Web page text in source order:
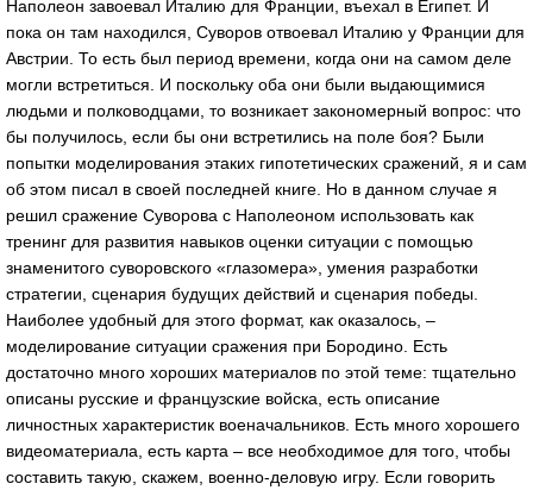
Наполеон завоевал Италию для Франции, въехал в Египет. И
пока он там находился, Суворов отвоевал Италию у Франции для
Австрии. То есть был период времени, когда они на самом деле
могли встретиться. И поскольку оба они были выдающимися
людьми и полководцами, то возникает закономерный вопрос: что
бы получилось, если бы они встретились на поле боя? Были
попытки моделирования этаких гипотетических сражений, я и сам
об этом писал в своей последней книге. Но в данном случае я
решил сражение Суворова с Наполеоном использовать как
тренинг для развития навыков оценки ситуации с помощью
знаменитого суворовского «глазомера», умения разработки
стратегии, сценария будущих действий и сценария победы.
Наиболее удобный для этого формат, как оказалось, –
моделирование ситуации сражения при Бородино. Есть
достаточно много хороших материалов по этой теме: тщательно
описаны русские и французские войска, есть описание
личностных характеристик военачальников. Есть много хорошего
видеоматериала, есть карта – все необходимое для того, чтобы
составить такую, скажем, военно-деловую игру. Если говорить